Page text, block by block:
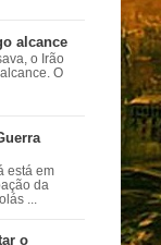
alcance
o Irão
O
está em
da
...
o